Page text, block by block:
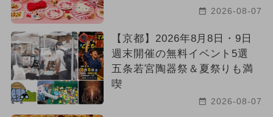
2026-08-07
【京都】2026年8月8日・9日
週末開催の無料イベント5選
五条若宮陶器祭＆夏祭りも満
喫
2026-08-07